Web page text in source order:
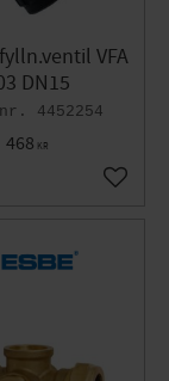
VFA
DN15
4452254
468 KR
Lägg